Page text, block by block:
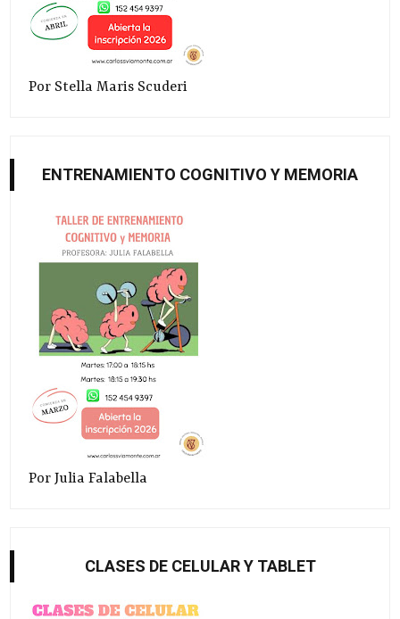
Por Stella Maris Scuderi
ENTRENAMIENTO COGNITIVO Y MEMORIA
Por Julia Falabella
CLASES DE CELULAR Y TABLET